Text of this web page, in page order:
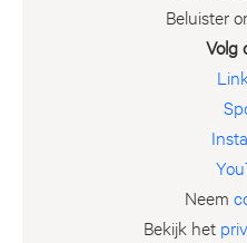
Beluister
Volg
Neem
Bekijk het